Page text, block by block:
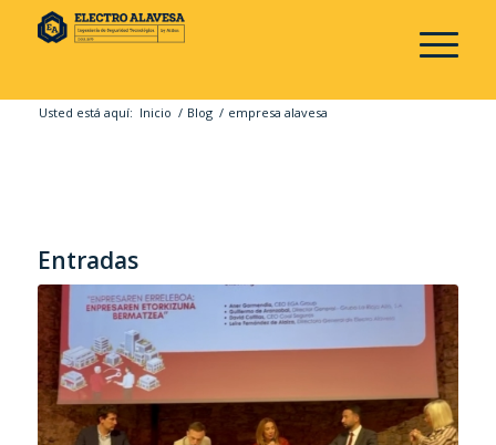
Usted está aquí: Inicio / Blog / empresa alavesa
Entradas